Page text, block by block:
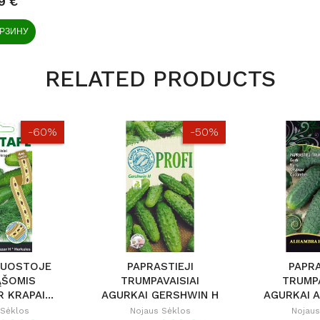
RELATED PRODUCTS
-60%
KRAPAI...
-50%
PAPRASTIEJI
TRUMPAVAISIAI
AGURKAI GERSHWIN H
Nojaus Sėklos
AGURKAI